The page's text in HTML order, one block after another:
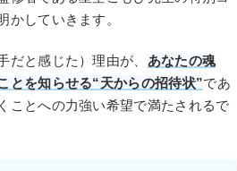
していきます。
と感じた）理由が、 あなたの魂
とを知らせる“天からの招待状”であ
ことへの力強い希望で満たされるで